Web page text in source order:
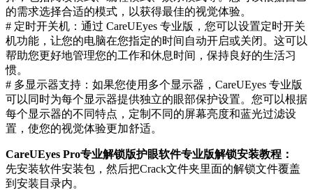
的需求选择合适的模式，以获得最佳的视觉体验。
# 定时开关机：通过 CareUEyes 专业版，您可以设置定时开关
机功能，让您的电脑在您指定的时间自动开启或关闭。这可以
帮助您更好地管理您的工作和休息时间，保持良好的生活习
惯。
# 多显示器支持：如果您使用多个显示器，CareUEyes 专业版
可以同时为每个显示器提供独立的眼部保护设置。您可以根据
每个显示器的不同特点，定制不同的屏幕亮度和蓝光过滤设
置，使您的视觉体验更加舒适。
CareUEyes Pro专业解锁版护眼软件专业版解锁安装教程：
先安装软件安装包，然后把Crack文件夹里面的解锁文件覆盖
到安装目录内。